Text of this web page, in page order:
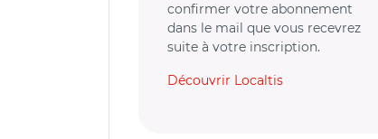
confirmer votre abonnement
dans le mail que vous recevrez
suite à votre inscription.
Découvrir Localtis